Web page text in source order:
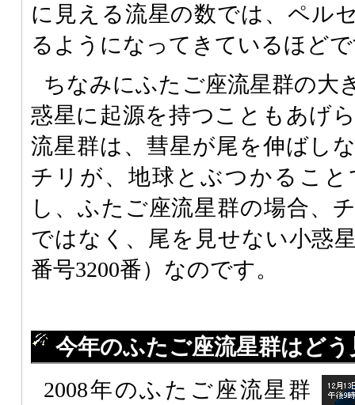
に見える流星の数では、ペル
るようになってきているほど
ちなみにふたご座流星群の大
惑星に起源を持つこともあげ
流星群は、彗星が尾を伸ばし
チリが、地球とぶつかるこ
し、ふたご座流星群の場合、
ではなく、尾を見せない小惑
番号3200番）なのです。
今年のふたご座流星群はど
2008年のふたご座流星群